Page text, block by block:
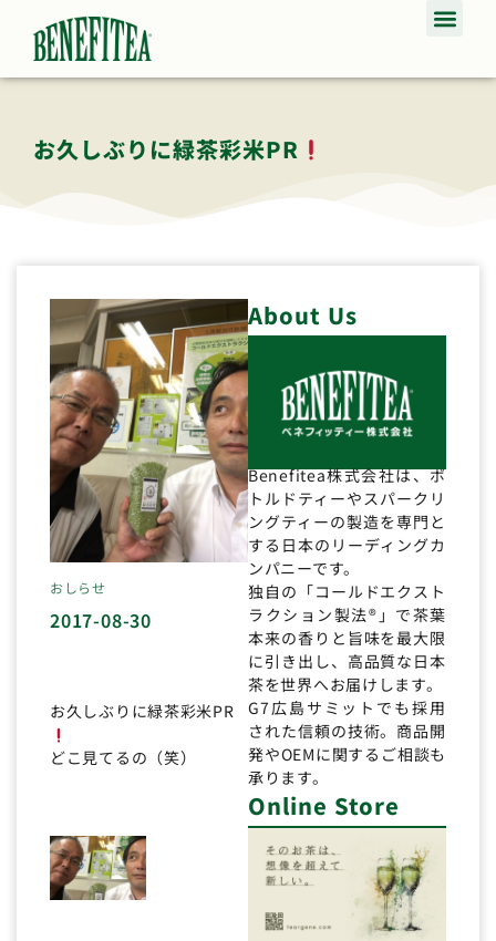
お久しぶりに緑茶彩米PR
おしらせ
2017-08-30
お久しぶりに緑茶彩米PR
どこ見てるの（笑）
About Us
Benefitea株式会社は、ボ
トルドティーやスパークリ
ングティーの製造を専門と
する日本のリーディングカ
ンパニーです。
独自の「コールドエクスト
ラクション製法®」で茶葉
本来の香りと旨味を最大限
に引き出し、高品質な日本
茶を世界へお届けします。
G7広島サミットでも採用
された信頼の技術。商品開
発やOEMに関するご相談も
承ります。
Online Store